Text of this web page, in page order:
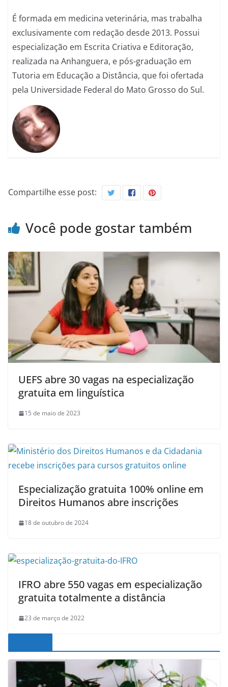
É formada em medicina veterinária, mas trabalha
exclusivamente com redação desde 2013. Possui
especialização em Escrita Criativa e Editoração,
realizada na Anhanguera, e pós-graduação em
Tutoria em Educação a Distância, que foi ofertada
pela Universidade Federal do Mato Grosso do Sul.
Compartilhe esse post:
Você pode gostar também
UEFS abre 30 vagas na especialização
gratuita em linguística
15 de maio de 2023
Especialização gratuita 100% online em
Direitos Humanos abre inscrições
18 de outubro de 2024
IFRO abre 550 vagas em especialização
gratuita totalmente a distância
23 de março de 2022